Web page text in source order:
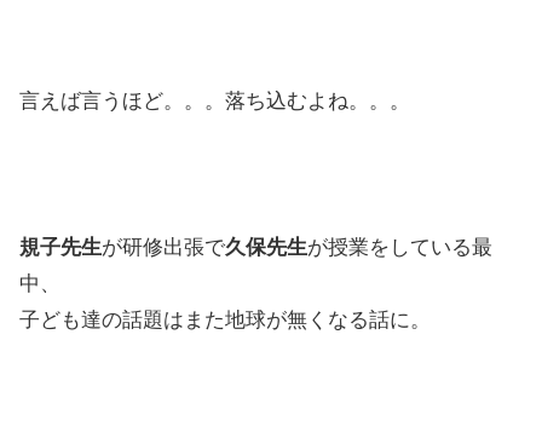
言えば言うほど。。。落ち込むよね。。。
規子先生が研修出張で久保先生が授業をしている最
中、
子ども達の話題はまた地球が無くなる話に。